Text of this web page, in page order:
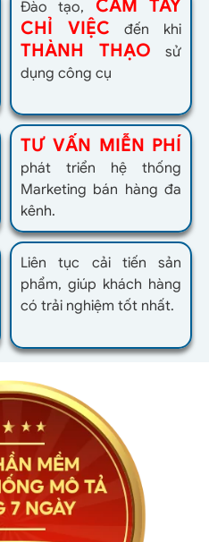
Đào tạo, CẦM TAY
CHỈ VIỆC đến khi
THÀNH THẠO sử
dụng công cụ
TƯ VẤN MIỄN PHÍ
phát triển hệ thống
Marketing bán hàng đa
kênh.
Liên tục cải tiến sản
phẩm, giúp khách hàng
có trải nghiệm tốt nhất.